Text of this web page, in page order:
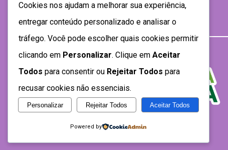
Desenvolvido por SEMTEC- 2021
Cookies nos ajudam a melhorar sua experiência,
entregar conteúdo personalizado e analisar o
tráfego. Você pode escolher quais cookies permitir
clicando em Personalizar. Clique em Aceitar
Todos para consentir ou Rejeitar Todos para
recusar cookies não essenciais.
Personalizar Rejeitar Todos Aceitar Todos
Powered by